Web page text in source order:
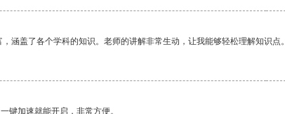
涵盖了各个学科的知识。老师的讲解非常生动，让我能够轻松理解知识点。
键加速就能开启，非常方便。